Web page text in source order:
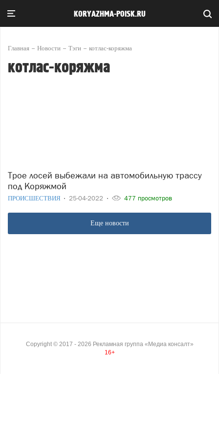
KORYAZHMA-POISK.RU
Главная Новости Тэги котлас-коряжма
котлас-коряжма
Трое лосей выбежали на автомобильную трассу
под Коряжмой
ПРОИСШЕСТВИЯ 25-04-2022 477 просмотров
Еще новости
Copyright © 2017 - 2026 Рекламная группа «Медиа консалт»
16+